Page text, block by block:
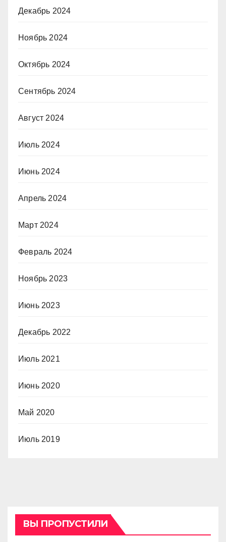
Декабрь 2024
Ноябрь 2024
Октябрь 2024
Сентябрь 2024
Август 2024
Июль 2024
Июнь 2024
Апрель 2024
Март 2024
Февраль 2024
Ноябрь 2023
Июнь 2023
Декабрь 2022
Июль 2021
Июнь 2020
Май 2020
Июль 2019
ВЫ ПРОПУСТИЛИ